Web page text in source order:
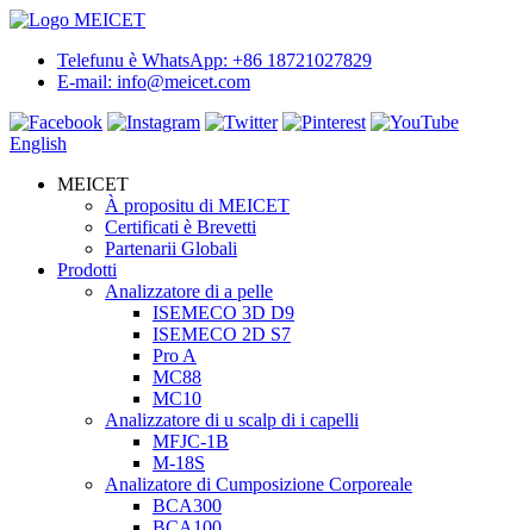
Telefunu è WhatsApp: +86 18721027829
E-mail: info@meicet.com
English
MEICET
À propositu di MEICET
Certificati è Brevetti
Partenarii Globali
Prodotti
Analizzatore di a pelle
ISEMECO 3D D9
ISEMECO 2D S7
Pro A
MC88
MC10
Analizzatore di u scalp di i capelli
MFJC-1B
M-18S
Analizatore di Cumposizione Corporeale
BCA300